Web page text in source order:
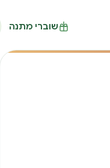
שוברי מתנה